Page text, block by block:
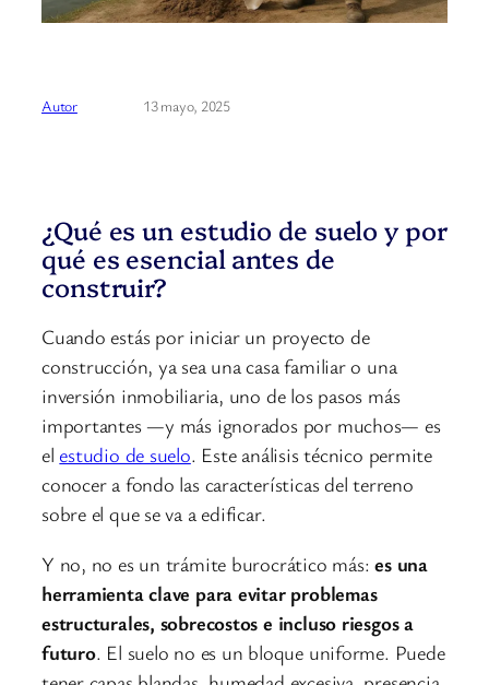
Autor 13 mayo, 2025
¿Qué es un estudio de suelo y por
qué es esencial antes de
construir?
Cuando estás por iniciar un proyecto de
construcción, ya sea una casa familiar o una
inversión inmobiliaria, uno de los pasos más
importantes —y más ignorados por muchos— es
el estudio de suelo. Este análisis técnico permite
conocer a fondo las características del terreno
sobre el que se va a edificar.
Y no, no es un trámite burocrático más:es una
herramienta clave para evitar problemas
estructurales, sobrecostos e incluso riesgos a
futuro. El suelo no es un bloque uniforme. Puede